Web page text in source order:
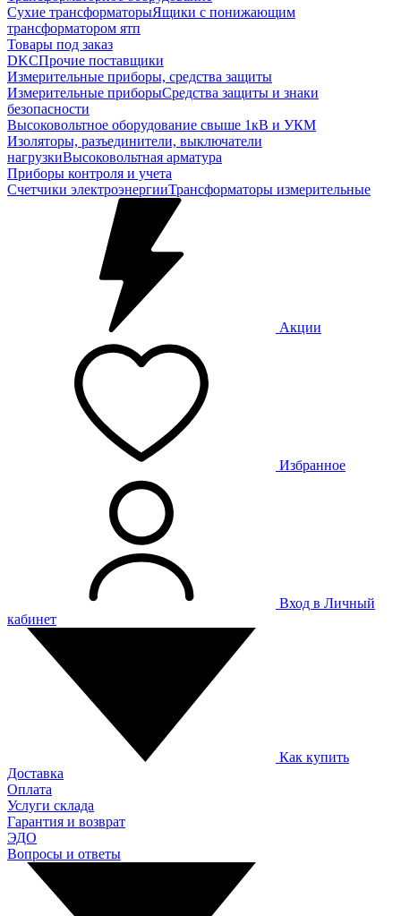
Сухие трансформаторыЯщики с понижающим
трансформатором ятп
Товары под заказ
DKCПрочие поставщики
Измерительные приборы, средства защиты
Измерительные приборыСредства защиты и знаки
безопасности
Высоковольтное оборудование свыше 1кВ и УКМ
Изоляторы, разъединители, выключатели
нагрузкиВысоковольтная арматура
Приборы контроля и учета
Счетчики электроэнергииТрансформаторы измерительные
Акции
Избранное
Вход в Личный
кабинет
Как купить
Доставка
Оплата
Услуги склада
Гарантия и возврат
ЭДО
Вопросы и ответы